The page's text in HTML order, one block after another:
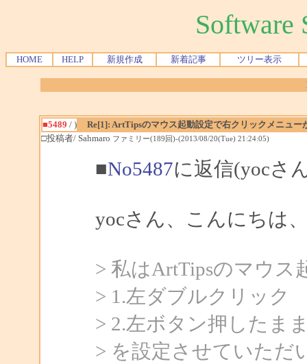
Software
HOME HELP 新規作成 新着記事 ツリー表示
■5489 / )
Re[1]: ArtTipsのマウス起動設定で右クリックメニュー
□投稿者/ Sahmaro ファミリー(189回)-(2013/08/20(Tue) 21:24:05)
■No5487に返信(yocさ
yocさん、こんにちは
> 私はArtTipsのマウス
> 1.左ダブルクリック
> 2.左ボタン押したま
> を設定させていただ